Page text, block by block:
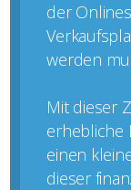
der
werden
Mit dieser
erhebliche
einen
dieser